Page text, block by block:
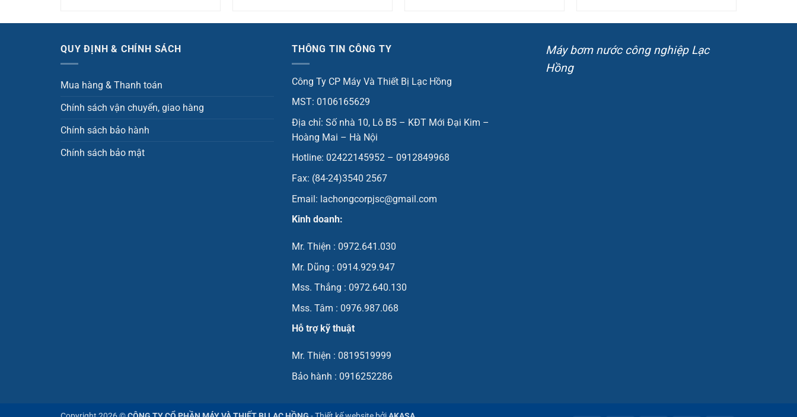
QUY ĐỊNH & CHÍNH SÁCH
Mua hàng & Thanh toán
Chính sách vận chuyển, giao hàng
Chính sách bảo hành
Chính sách bảo mật
THÔNG TIN CÔNG TY
Công Ty CP Máy Và Thiết Bị Lạc Hồng
MST: 0106165629
Địa chỉ: Số nhà 10, Lô B5 – KĐT Mới Đại Kim –
Hoàng Mai – Hà Nội
Hotline: 02422145952 – 0912849968
Fax: (84-24)3540 2567
Email: lachongcorpjsc@gmail.com
Kinh doanh:
Mr. Thiện : 0972.641.030
Mr. Dũng : 0914.929.947
Mss. Thắng : 0972.640.130
Mss. Tâm : 0976.987.068
Hỗ trợ kỹ thuật
Mr. Thiện : 0819519999
Bảo hành : 0916252286
Máy bơm nước công nghiệp Lạc
Hồng